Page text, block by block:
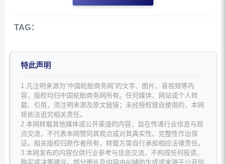
TAG：
特此声明
1.凡注明来源为“中国轮胎商务网”的文字、图片、音视频等内
容，版权均归中国轮胎商务网所有。任何媒体、网站或个人转
载、引用，须注明来源及原文链接；未经授权擅自使用的，本网
将依法追究相关责任。
2.本网转载其他媒体或公开渠道的内容，旨在传递行业信息与观
点交流，不代表本网赞同其观点或对其真实性、完整性作出保
证。相关版权归原作者所有，转载方需自行承担相应法律责任。
3.本网发布的内容仅供行业参考与信息交流，不构成任何投资、
购买或决策建议。部分图片及内容由AI辅助生成或来源于公开信